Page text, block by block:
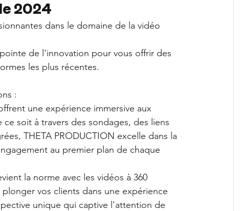
2024
dans le domaine de la vidéo
de l'innovation pour vous offrir des
les plus récentes.
:
une expérience immersive aux
soit à travers des sondages, des liens
THETA PRODUCTION excelle dans la
au premier plan de chaque
la norme avec les vidéos à 360
vos clients dans une expérience
unique qui captive l'attention de